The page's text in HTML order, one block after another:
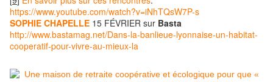
https://www.youtube.com/watch?v=iNhTQsW7P-s
SOPHIE CHAPELLE 15 FÉVRIER sur Basta
http://www.bastamag.net/Dans-la-banlieue-lyonnaise-un-habitat-
cooperatif-pour-vivre-au-mieux-la